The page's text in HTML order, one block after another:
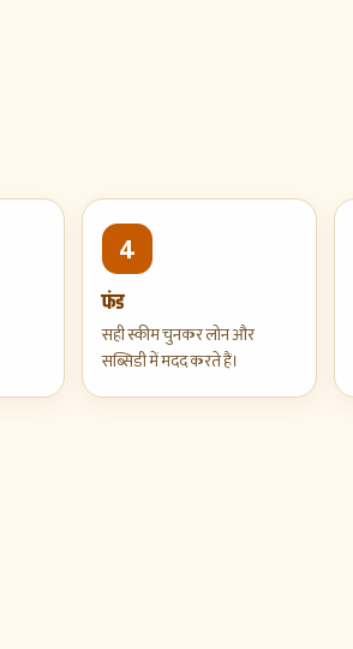
4
फंड
सही स्कीम चुनकर लोन और
सब्सिडी में मदद करते हैं।